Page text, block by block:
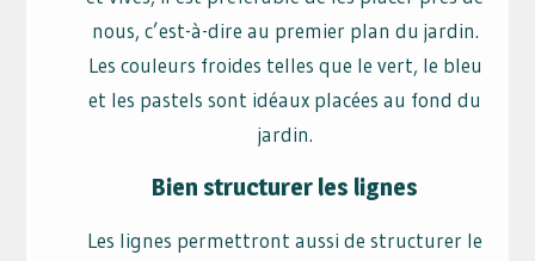
nous, c’est-à-dire au premier plan du jardin.
Les couleurs froides telles que le vert, le bleu
et les pastels sont idéaux placées au fond du
jardin.
Bien structurer les lignes
Les lignes permettront aussi de structurer le